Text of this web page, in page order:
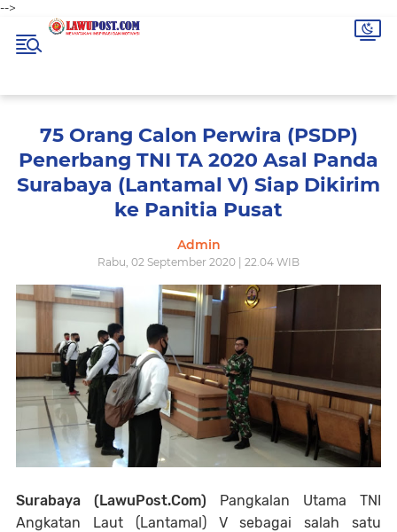
-->
75 Orang Calon Perwira (PSDP)
Penerbang TNI TA 2020 Asal Panda
Surabaya (Lantamal V) Siap Dikirim
ke Panitia Pusat
Admin
Rabu, 02 September 2020 | 22.04 WIB
Surabaya (LawuPost.Com) Pangkalan Utama TNI
Angkatan Laut (Lantamal) V sebagai salah satu